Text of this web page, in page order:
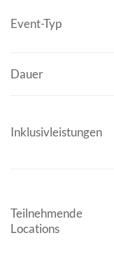
Event-Typ
Dauer
Inklusivleistungen
Teilnehmende
Locations